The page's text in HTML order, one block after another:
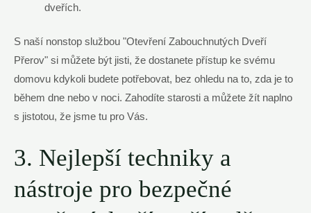
dveřích.
S naší nonstop službou "Otevření Zabouchnutých Dveří
Přerov" si můžete být jisti, že dostanete přístup ke svému
domovu kdykoli budete potřebovat, bez ohledu na to, zda je to
během dne nebo v noci. Zahodíte starosti a můžete žít naplno
s jistotou, že jsme tu pro Vás.
3. Nejlepší techniky a
nástroje pro bezpečné